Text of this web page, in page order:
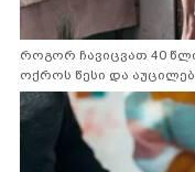
როგორ ჩავიცვათ 40
ოქროს წესი და